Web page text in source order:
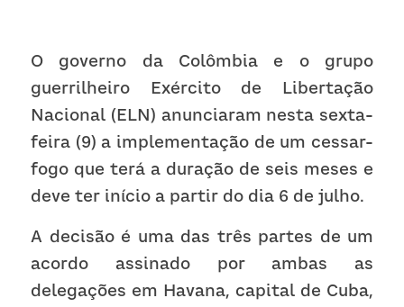
O governo da Colômbia e o grupo
guerrilheiro Exército de Libertação
Nacional (ELN) anunciaram nesta sexta-
feira (9) a implementação de um cessar-
fogo que terá a duração de seis meses e
deve ter início a partir do dia 6 de julho.
A decisão é uma das três partes de um
acordo assinado por ambas as
delegações em Havana, capital de Cuba,